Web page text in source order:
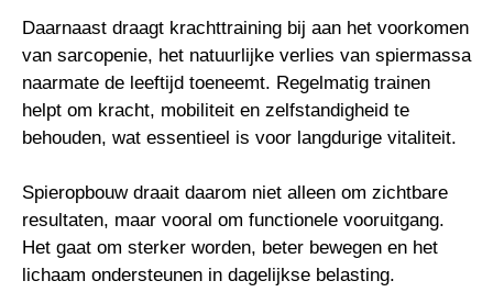
Daarnaast draagt krachttraining bij aan het voorkomen
van sarcopenie, het natuurlijke verlies van spiermassa
naarmate de leeftijd toeneemt. Regelmatig trainen
helpt om kracht, mobiliteit en zelfstandigheid te
behouden, wat essentieel is voor langdurige vitaliteit.
Spieropbouw draait daarom niet alleen om zichtbare
resultaten, maar vooral om functionele vooruitgang.
Het gaat om sterker worden, beter bewegen en het
lichaam ondersteunen in dagelijkse belasting.